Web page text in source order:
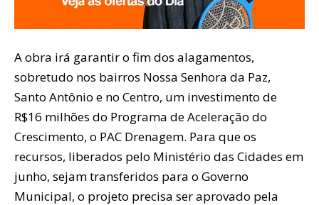
A obra irá garantir o fim dos alagamentos,
sobretudo nos bairros Nossa Senhora da Paz,
Santo Antônio e no Centro, um investimento de
R$16 milhões do Programa de Aceleração do
Crescimento, o PAC Drenagem. Para que os
recursos, liberados pelo Ministério das Cidades em
junho, sejam transferidos para o Governo
Municipal, o projeto precisa ser aprovado pela